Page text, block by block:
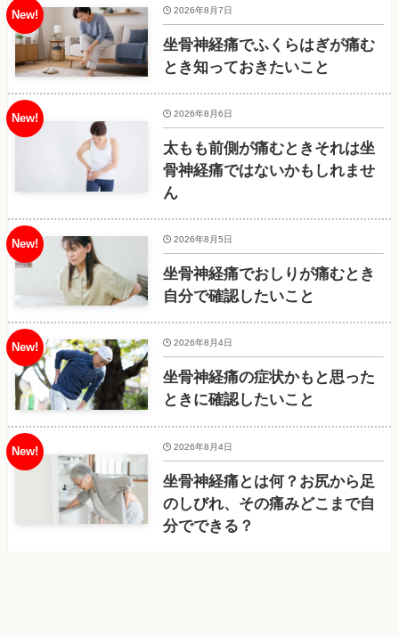
坐骨神経痛でふくらはぎが痛む
とき知っておきたいこと
2026年8月7日
太もも前側が痛むときそれは坐
骨神経痛ではないかもしれませ
ん
2026年8月6日
坐骨神経痛でおしりが痛むとき
自分で確認したいこと
2026年8月5日
坐骨神経痛の症状かもと思った
ときに確認したいこと
2026年8月4日
坐骨神経痛とは何？お尻から足
のしびれ、その痛みどこまで自
分でできる？
2026年8月4日